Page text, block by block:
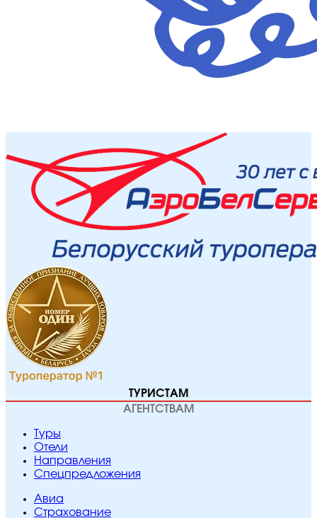
ТУРИСТАМ
АГЕНТСТВАМ
Туры
Отели
Направления
Спецпредложения
Авиа
Страхование